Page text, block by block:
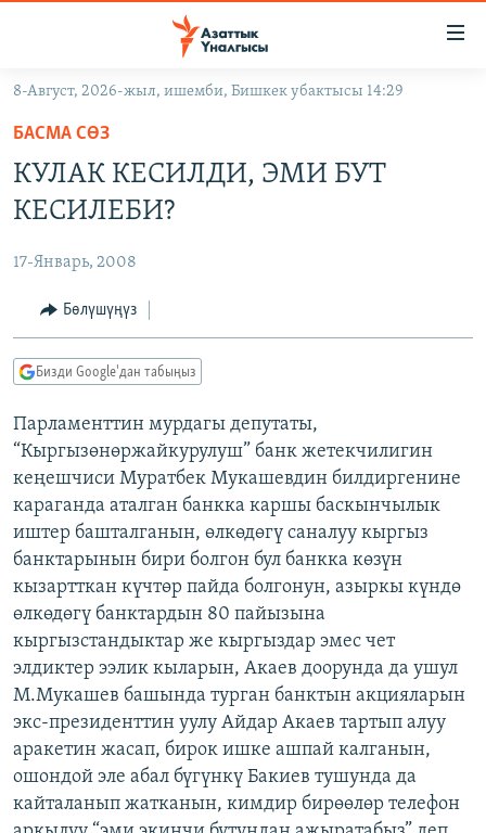
Навигацияга
өтүңүз
Издөөгө
салыңыз
ЭКОНОМИКА
МАДАНИЯТ
БОРБОР АЗИЯ
АТАЙЫН ИЛИКТӨӨ
ТВ ПРОГРАММАЛАР
ЭКСПЕРТТЕР ТАЛДАЙТ
БИЗ ЖАНА ДҮЙНӨ
ДАНИСТЕ
ЭЖЕ-СИҢДИЛЕР
АЗАТТЫК+
ЫҢГАЙСЫЗ СУРООЛОР
ӨЗГӨЧӨ ПИКИР
Русский
ОНЛАЙН ШЕРИНЕ
ЭЕ/АРнун бардык сайттары
8-Август, 2026-жыл, ишемби, Бишкек убактысы 14:29
БАСМА СӨЗ
КУЛАК КЕСИЛДИ, ЭМИ БУТ
КЕСИЛЕБИ?
17-Январь, 2008
Бөлүшүңүз
Бизди Google'дан табыңыз
Парламенттин мурдагы депутаты,
“Кыргызөнөржайкурулуш” банк жетекчилигин
кеңешчиси Муратбек Мукашевдин билдиргенине
караганда аталган банкка каршы баскынчылык
иштер башталганын, өлкөдөгү саналуу кыргыз
банктарынын бири болгон бул банкка көзүн
кызартткан күчтөр пайда болгонун, азыркы күндө
өлкөдөгү банктардын 80 пайызына
кыргызстандыктар же кыргыздар эмес чет
элдиктер ээлик кыларын, Акаев доорунда да ушул
М.Мукашев башында турган банктын акцияларын
экс-президенттин уулу Айдар Акаев тартып алуу
аракетин жасап, бирок ишке ашпай калганын,
ошондой эле абал бүгүнкү Бакиев тушунда да
кайталанып жатканын, кимдир бирөөлөр телефон